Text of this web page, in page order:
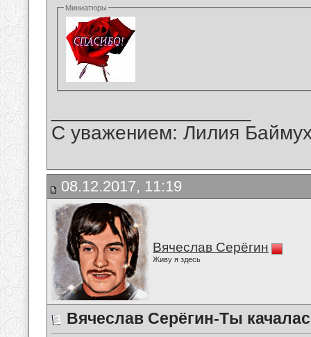
Миниатюры
С уважением: Лилия
08.12.2017, 11:19
Вячеслав Серёгин
Живу я здесь
Вячеслав Серёгин-Ты